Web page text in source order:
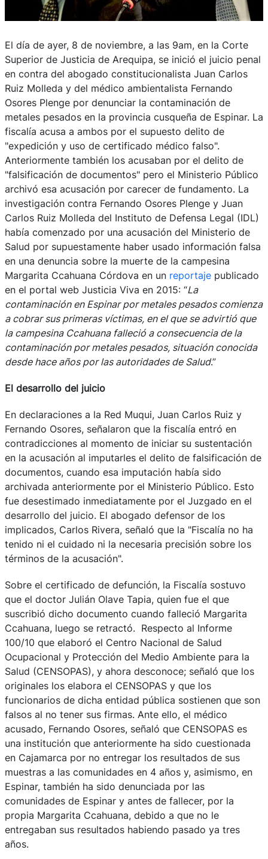
El día de ayer, 8 de noviembre, a las 9am, en la Corte
Superior de Justicia de Arequipa, se inició el juicio penal
en contra del abogado constitucionalista Juan Carlos
Ruiz Molleda y del médico ambientalista Fernando
Osores Plenge por denunciar la contaminación de
metales pesados en la provincia cusqueña de Espinar. La
fiscalía acusa a ambos por el supuesto delito de
"expedición y uso de certificado médico falso".
Anteriormente también los acusaban por el delito de
"falsificación de documentos" pero el Ministerio Público
archivó esa acusación por carecer de fundamento. La
investigación contra Fernando Osores Plenge y Juan
Carlos Ruiz Molleda del Instituto de Defensa Legal (IDL)
había comenzado por una acusación del Ministerio de
Salud por supuestamente haber usado información falsa
en una denuncia sobre la muerte de la campesina
Margarita Ccahuana Córdova en un reportaje publicado
en el portal web Justicia Viva en 2015: “La
contaminación en Espinar por metales pesados comienza
a cobrar sus primeras víctimas, en el que se advirtió que
la campesina Ccahuana falleció a consecuencia de la
contaminación por metales pesados, situación conocida
desde hace años por las autoridades de Salud.”
El desarrollo del juicio
En declaraciones a la Red Muqui, Juan Carlos Ruiz y
Fernando Osores, señalaron que la fiscalía entró en
contradicciones al momento de iniciar su sustentación
en la acusación al imputarles el delito de falsificación de
documentos, cuando esa imputación había sido
archivada anteriormente por el Ministerio Público. Esto
fue desestimado inmediatamente por el Juzgado en el
desarrollo del juicio. El abogado defensor de los
implicados, Carlos Rivera, señaló que la "Fiscalía no ha
tenido ni el cuidado ni la necesaria precisión sobre los
términos de la acusación".
Sobre el certificado de defunción, la Fiscalía sostuvo
que el doctor Julián Olave Tapia, quien fue el que
suscribió dicho documento cuando falleció Margarita
Ccahuana, luego se retractó. Respecto al Informe
100/10 que elaboró el Centro Nacional de Salud
Ocupacional y Protección del Medio Ambiente para la
Salud (CENSOPAS), y ahora desconoce; señaló que los
originales los elabora el CENSOPAS y que los
funcionarios de dicha entidad pública sostienen que son
falsos al no tener sus firmas. Ante ello, el médico
acusado, Fernando Osores, señaló que CENSOPAS es
una institución que anteriormente ha sido cuestionada
en Cajamarca por no entregar los resultados de sus
muestras a las comunidades en 4 años y, asimismo, en
Espinar, también ha sido denunciada por las
comunidades de Espinar y antes de fallecer, por la
propia Margarita Ccahuana, debido a que no le
entregaban sus resultados habiendo pasado ya tres
años.